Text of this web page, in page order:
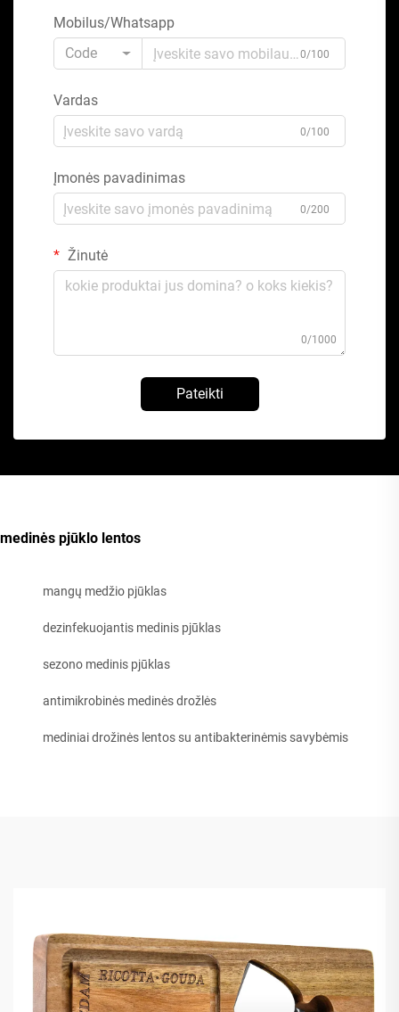
Mobilus/Whatsapp
Code
0/100
Vardas
0/100
Įmonės pavadinimas
0/200
Žinutė
0/1000
Pateikti
medinės pjūklo lentos
mangų medžio pjūklas
dezinfekuojantis medinis pjūklas
sezono medinis pjūklas
antimikrobinės medinės drožlės
mediniai drožinės lentos su antibakterinėmis savybėmis